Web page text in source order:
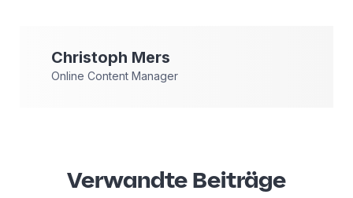
Christoph Mers
Online Content Manager
Verwandte Beiträge